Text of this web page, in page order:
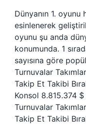
Dünyanın 1. oyunu
esinlenerek
oyunu şu anda
konumunda. 1
sayısına göre
Turnuvalar
Takip Et Takibi
Konsol 8.815.374
Turnuvalar
Takip Et Takibi